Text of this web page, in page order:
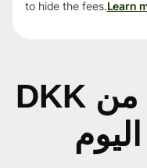
to hide the fees.
أسعار الصرف من DKK